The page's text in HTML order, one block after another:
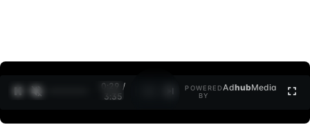
0:30 /
3:35
POWERED
BY
AdhubMedia